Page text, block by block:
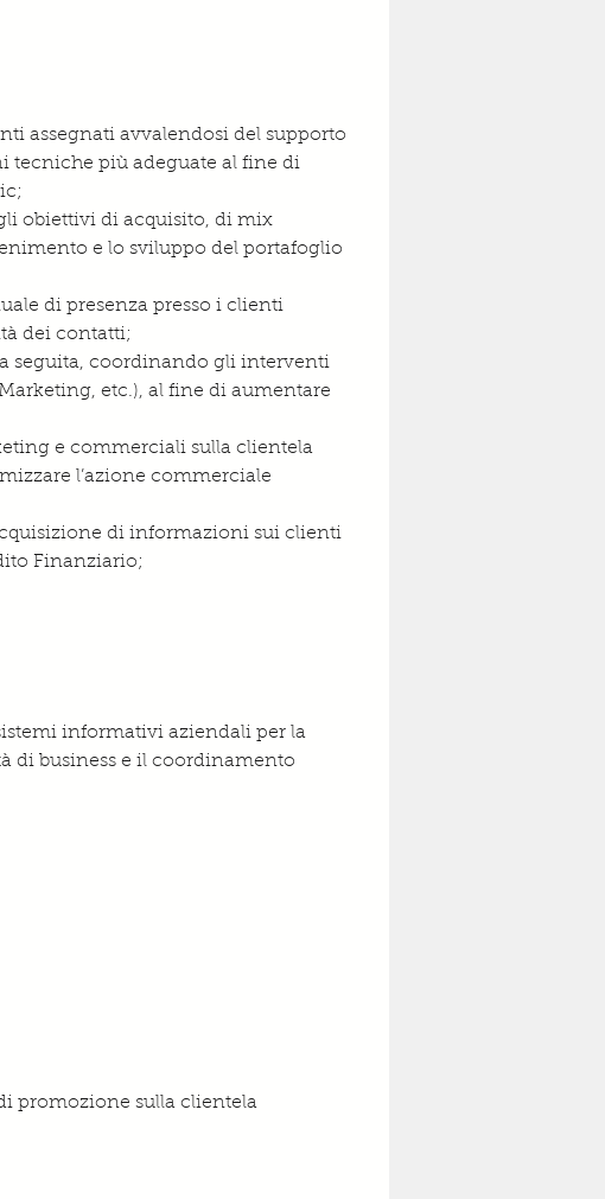
assegnati avvalendosi del supporto
tecniche più adeguate al fine di
obiettivi di acquisito, di mix
e lo sviluppo del portafoglio
di presenza presso i clienti
dei contatti;
seguita, coordinando gli interventi
etc.), al fine di aumentare
e commerciali sulla clientela
l’azione commerciale
di informazioni sui clienti
Finanziario;
informativi aziendali per la
di business e il coordinamento
promozione sulla clientela